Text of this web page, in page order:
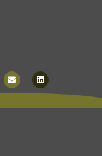
EnvelopeLinkedin